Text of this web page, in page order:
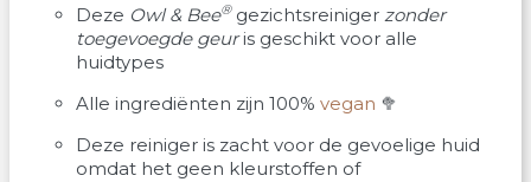
Deze Owl & Bee®gezichtsreinigerzonder
toegevoegde geuris geschikt voor alle
huidtypes
Alle ingrediënten zijn 100%vegan 🥦
Deze reiniger is zacht voor de gevoelige huid
omdat het geen kleurstoffen of